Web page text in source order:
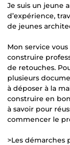
Je suis un jeune
d’expérience,
de jeunes
Mon service
construire
de retouches.
plusieurs
à déposer à la
construire en
à savoir pour
commencer le
>Les démarches